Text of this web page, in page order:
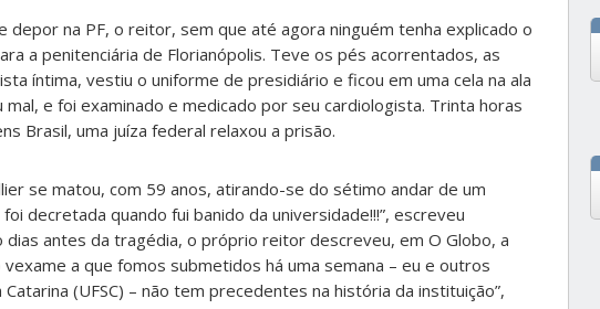
na PF, o reitor, sem que até agora ninguém tenha explicado o
a penitenciária de Florianópolis. Teve os pés acorrentados, as
íntima, vestiu o uniforme de presidiário e ficou em uma cela na ala
e foi examinado e medicado por seu cardiologista. Trinta horas
Brasil, uma juíza federal relaxou a prisão.
se matou, com 59 anos, atirando-se do sétimo andar de um
decretada quando fui banido da universidade!!!”, escreveu
dias antes da tragédia, o próprio reitor descreveu, em O Globo, a
vexame a que fomos submetidos há uma semana – eu e outros
(UFSC) – não tem precedentes na história da instituição”,